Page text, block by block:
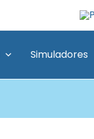
Simuladores